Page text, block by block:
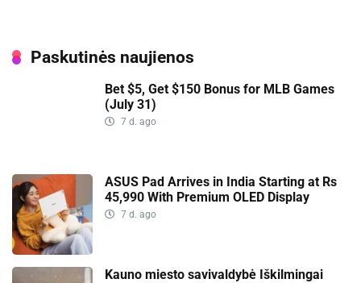
Paskutinės naujienos
Bet $5, Get $150 Bonus for MLB Games
(July 31)
7 d. ago
ASUS Pad Arrives in India Starting at Rs
45,990 With Premium OLED Display
7 d. ago
Kauno miesto savivaldybė Iškilmingai